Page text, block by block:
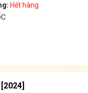
Hết hàng